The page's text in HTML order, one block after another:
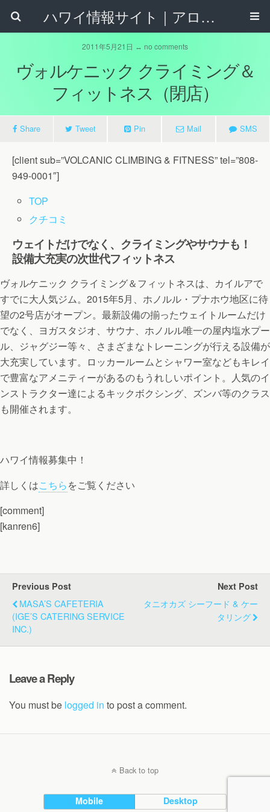
ハワイ情報サイト｜アロハタウンネット
2011年5月21日 ↔ no comments
ヴォルケニック クライミング＆
フィットネス（閉店）
Share Tweet Pin Mail SMS
[client sub=”VOLCANIC CLIMBING & FITNESS” tel=”808-
949-0001″]
TOP
クチコミ
ウェイトだけでなく、クライミングやサウナも！
設備大充実の次世代フィットネス
ヴォルケニック クライミング＆フィットネスは、カイルアで
すでに大人気ジム。2015年5月、ホノルル・プナホウ地区に待
望の2号店がオープン。最新設備の揃ったウェイトルームだけ
でなく、ヨガスタジオ、サウナ、ホノルル唯一の屋内塩水プー
ル、ジャグジー等々、さまざまなトレーニングが行える設備が
大充実しています。ロッカールームとシャワー室などもキレイ
で豊富なアメニティーがあるのもうれしいポイント。人気のイ
ンストラクター達によるキックボクシング、ズンバ等のクラス
も開催されます。
ハワイ情報募集中！
詳しくはこちらをご覧ください
[comment]
[kanren6]
Previous Post
MASA’S CAFETERIA
(IGE’S CATERING SERVICE
INC.)
Next Post
タニオカズ シーフード & ケー
タリング
Leave a Reply
You must be logged in to post a comment.
Back to top
Mobile Desktop